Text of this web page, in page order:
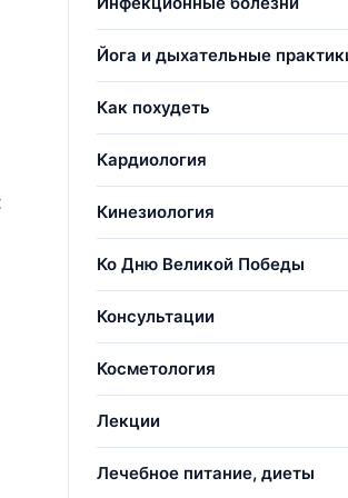
Йога и дыхательные
Как похудеть
Кардиология
Кинезиология
Ко Дню Великой Победы
Консультации
Косметология
Лекции
Лечебное питание, диеты